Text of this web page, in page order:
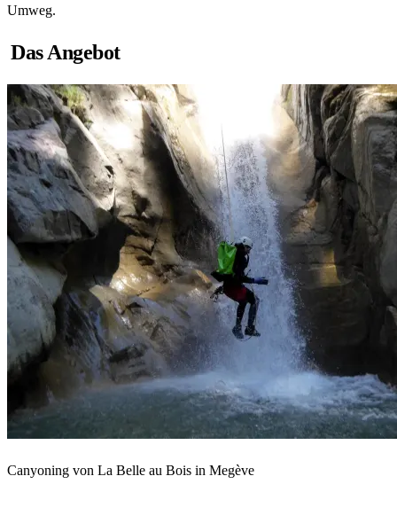
Umweg.
Das Angebot
Canyoning von La Belle au Bois in Megève